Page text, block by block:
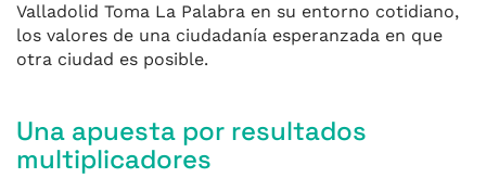
Valladolid Toma La Palabra en su entorno cotidiano,
los valores de una ciudadanía esperanzada en que
otra ciudad es posible.
Una apuesta por resultados
multiplicadores